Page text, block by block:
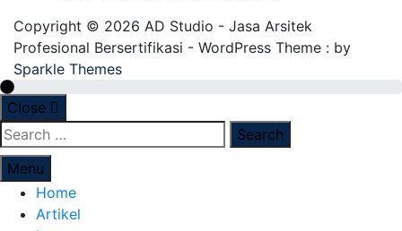
Copyright © 2026 AD Studio - Jasa Arsitek
Profesional Bersertifikasi - WordPress Theme : by
Sparkle Themes
Close
Menu
Home
Artikel